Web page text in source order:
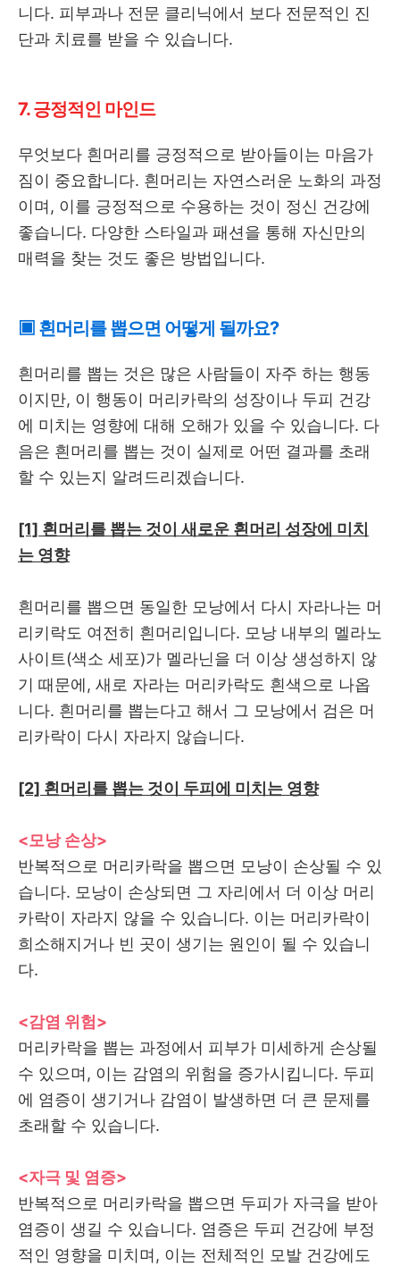
니다. 피부과나 전문 클리닉에서 보다 전문적인 진
단과 치료를 받을 수 있습니다.
7. 긍정적인 마인드
무엇보다 흰머리를 긍정적으로 받아들이는 마음가
짐이 중요합니다. 흰머리는 자연스러운 노화의 과정
이며, 이를 긍정적으로 수용하는 것이 정신 건강에
좋습니다. 다양한 스타일과 패션을 통해 자신만의
매력을 찾는 것도 좋은 방법입니다.
▣ 흰머리를 뽑으면 어떻게 될까요?
흰머리를 뽑는 것은 많은 사람들이 자주 하는 행동
이지만, 이 행동이 머리카락의 성장이나 두피 건강
에 미치는 영향에 대해 오해가 있을 수 있습니다. 다
음은 흰머리를 뽑는 것이 실제로 어떤 결과를 초래
할 수 있는지 알려드리겠습니다.
[1] 흰머리를 뽑는 것이 새로운 흰머리 성장에 미치
는 영향
흰머리를 뽑으면 동일한 모낭에서 다시 자라나는 머
리키락도 여전히 흰머리입니다. 모낭 내부의 멜라노
사이트(색소 세포)가 멜라닌을 더 이상 생성하지 않
기 때문에, 새로 자라는 머리카락도 흰색으로 나옵
니다. 흰머리를 뽑는다고 해서 그 모낭에서 검은 머
리카락이 다시 자라지 않습니다.
[2] 흰머리를 뽑는 것이 두피에 미치는 영향
<모낭 손상>
반복적으로 머리카락을 뽑으면 모낭이 손상될 수 있
습니다. 모낭이 손상되면 그 자리에서 더 이상 머리
카락이 자라지 않을 수 있습니다. 이는 머리카락이
희소해지거나 빈 곳이 생기는 원인이 될 수 있습니
다.
<감염 위험>
머리카락을 뽑는 과정에서 피부가 미세하게 손상될
수 있으며, 이는 감염의 위험을 증가시킵니다. 두피
에 염증이 생기거나 감염이 발생하면 더 큰 문제를
초래할 수 있습니다.
<자극 및 염증>
반복적으로 머리카락을 뽑으면 두피가 자극을 받아
염증이 생길 수 있습니다. 염증은 두피 건강에 부정
적인 영향을 미치며, 이는 전체적인 모발 건강에도